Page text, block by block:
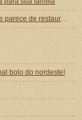
Essa calabresa cremosa é um prato barato mas que parece de restaurante chique de tão gostoso
bolo do nordeste!